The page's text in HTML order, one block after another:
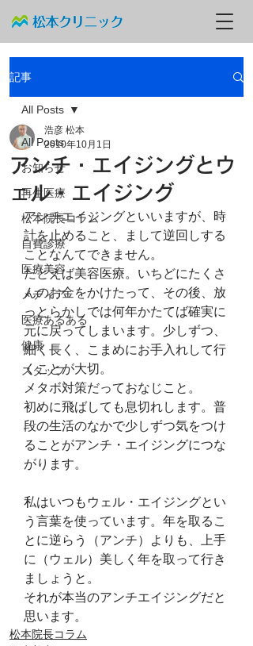
記事
All Posts
お知らせ
再生医療
松本院長コラム
自費診療
医療美容
メディア
医療あるある
健康
スタッフ
All Posts
アンチ・エイジングとウ
ェル・エイジング
浩彦 松本
2010年10月1日
アンチエイジングといいますが、時
計を止めること、まして逆回しする
ことなんてできません。
たとえば美容医療。いちどにたくさ
んのお金をかけたって、その後、放
っとらかしでは何年かたてば確実に
元に戻ってしまいます。少しずつ、
細く長く、こまめにお手入れして行
くことが大切。
メタボ対策だっておなじこと。
初めに飛ばしても息切れします。普
段の生活のなかで少しずつ気をつけ
ることがアンチ・エイジングにつな
がります。
私はいつもウェル・エイジングとい
う言葉を使っています。年を取るこ
とに逆らう（アンチ）よりも、上手
に（ウェル）美しく年を取って行き
ましょうと。
それが本当のアンチエイジングだと
思います。
松本院長コラム